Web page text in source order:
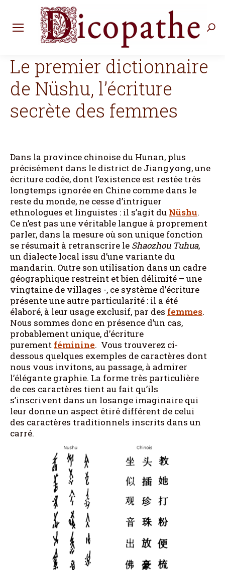
Le premier dictionnaire
de Nüshu, l’écriture
secrète des femmes
Dans la province chinoise du Hunan, plus
précisément dans le district de Jiangyong, une
écriture codée, dont l’existence est restée très
longtemps ignorée en Chine comme dans le
reste du monde, ne cesse d’intriguer
ethnologues et linguistes : il s’agit du Nüshu.
Ce n’est pas une véritable langue à proprement
parler, dans la mesure où son unique fonction
se résumait à retranscrire le Shaozhou Tuhua,
un dialecte local issu d’une variante du
mandarin. Outre son utilisation dans un cadre
géographique restreint et bien délimité – une
vingtaine de villages -, ce système d’écriture
présente une autre particularité : il a été
élaboré, à leur usage exclusif, par des femmes.
Nous sommes donc en présence d’un cas,
probablement unique, d’écriture
purement féminine. Vous trouverez ci-
dessous quelques exemples de caractères dont
nous vous invitons, au passage, à admirer
l’élégante graphie. La forme très particulière
de ces caractères tient au fait qu’ils
s’inscrivent dans un losange imaginaire qui
leur donne un aspect étiré différent de celui
des caractères traditionnels inscrits dans un
carré.